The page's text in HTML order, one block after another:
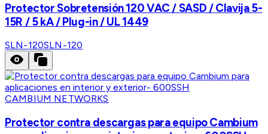
Protector Sobretensión 120 VAC / SASD / Clavija 5-
15R / 5 kA / Plug-in / UL 1449
SLN-120SLN-120
CAMBIUM NETWORKS
Protector contra descargas para equipo Cambium